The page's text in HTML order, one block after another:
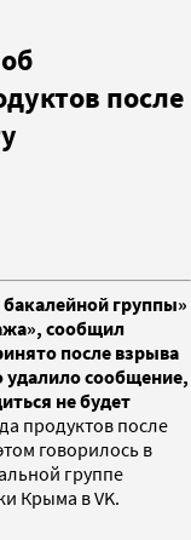
после
группы»
сообщил
после взрыва
удалило сообщение,
не будет
продуктов после
говорилось в
группе
Крыма в VK.